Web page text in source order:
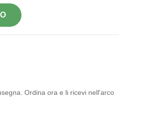
Ordina ora e li ricevi nell'arco